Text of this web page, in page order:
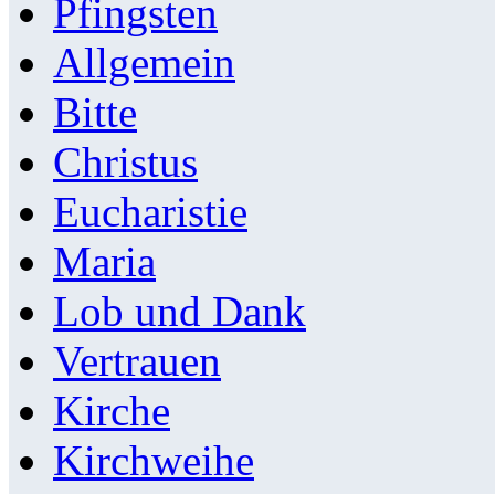
Pfingsten
Allgemein
Bitte
Christus
Eucharistie
Maria
Lob und Dank
Vertrauen
Kirche
Kirchweihe